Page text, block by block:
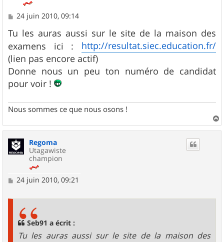
M
s
s
a
g
e
24 juin 2010, 09:14
Tu les auras aussi sur le site de la maison des
examens ici : http://resultat.siec.education.fr/
(lien pas encore actif)
Donne nous un peu ton numéro de candidat
pour voir !
Nous sommes ce que nous osons !
a
Regoma
Utagawiste
champion
M
24 juin 2010, 09:21
Seb91 a écrit :
Tu les auras aussi sur le site de la maison des